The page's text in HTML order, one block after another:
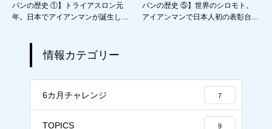
パンの歴史 ①】トライアスロン元
年。日本でアイアンマンが誕生した
パンの歴史 ⑤】世界のシロモト。
アイアンマンで日本人初の表彰台獲
情報カテゴリー
6カ月チャレンジ 7
TOPICS 9